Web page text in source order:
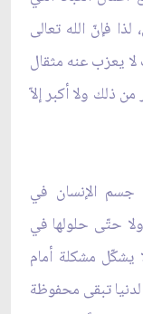
فإنّ الله تعالى
يعزب عنه مثقال
ذلك ولا أكبر إلاّ
جسم الإنسان في
ولا حتّى حلولها في
يشكّل مشكلة أمام
تبقى محفوظة